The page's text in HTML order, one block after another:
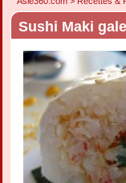
Sushi Maki